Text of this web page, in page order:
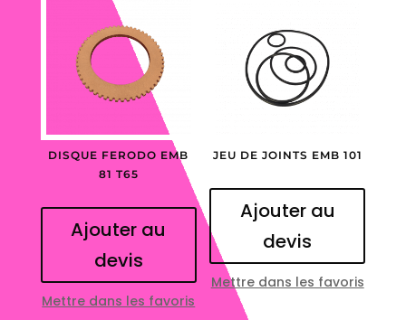
DISQUE FERODO EMB
81 T65
Ajouter au
devis
Mettre dans les favoris
JEU DE JOINTS EMB 101
Ajouter au
devis
Mettre dans les favoris